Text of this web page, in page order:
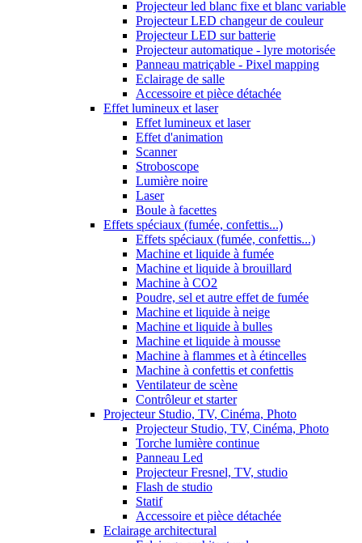
Projecteur led blanc fixe et blanc variable
Projecteur LED changeur de couleur
Projecteur LED sur batterie
Projecteur automatique - lyre motorisée
Panneau matriçable - Pixel mapping
Eclairage de salle
Accessoire et pièce détachée
Effet lumineux et laser
Effet lumineux et laser
Effet d'animation
Scanner
Stroboscope
Lumière noire
Laser
Boule à facettes
Effets spéciaux (fumée, confettis...)
Effets spéciaux (fumée, confettis...)
Machine et liquide à fumée
Machine et liquide à brouillard
Machine à CO2
Poudre, sel et autre effet de fumée
Machine et liquide à neige
Machine et liquide à bulles
Machine et liquide à mousse
Machine à flammes et à étincelles
Machine à confettis et confettis
Ventilateur de scène
Contrôleur et starter
Projecteur Studio, TV, Cinéma, Photo
Projecteur Studio, TV, Cinéma, Photo
Torche lumière continue
Panneau Led
Projecteur Fresnel, TV, studio
Flash de studio
Statif
Accessoire et pièce détachée
Eclairage architectural